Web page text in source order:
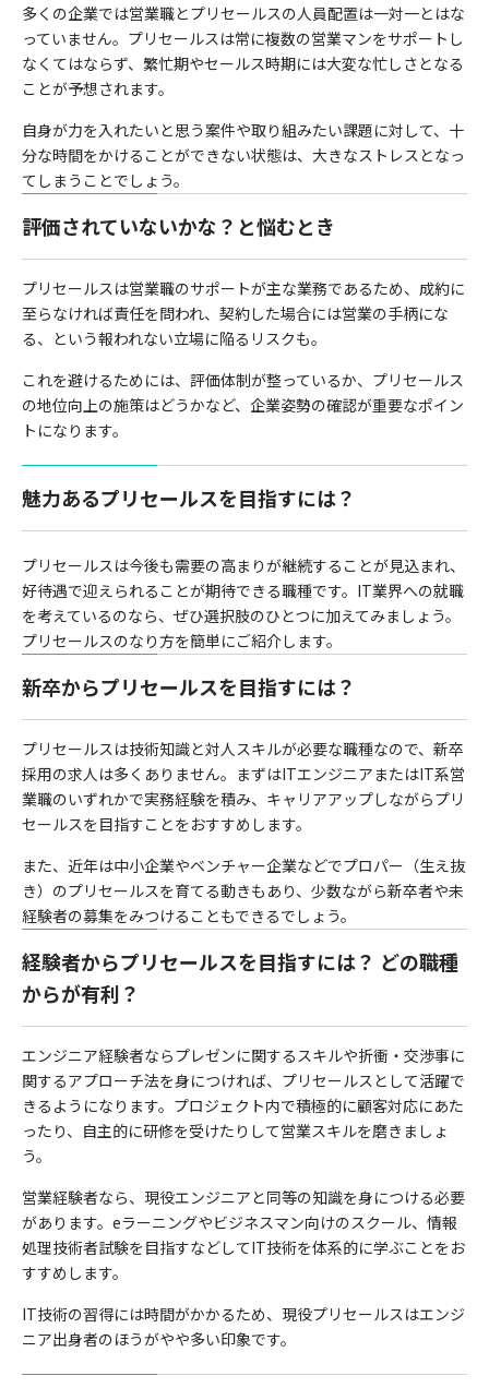
多くの企業では営業職とプリセールスの人員配置は一対一とはな
っていません。プリセールスは常に複数の営業マンをサポートし
なくてはならず、繁忙期やセールス時期には大変な忙しさとなる
ことが予想されます。
自身が力を入れたいと思う案件や取り組みたい課題に対して、十
分な時間をかけることができない状態は、大きなストレスとなっ
てしまうことでしょう。
評価されていないかな？と悩むとき
プリセールスは営業職のサポートが主な業務であるため、成約に
至らなければ責任を問われ、契約した場合には営業の手柄にな
る、という報われない立場に陥るリスクも。
これを避けるためには、評価体制が整っているか、プリセールス
の地位向上の施策はどうかなど、企業姿勢の確認が重要なポイン
トになります。
魅力あるプリセールスを目指すには？
プリセールスは今後も需要の高まりが継続することが見込まれ、
好待遇で迎えられることが期待できる職種です。IT業界への就職
を考えているのなら、ぜひ選択肢のひとつに加えてみましょう。
プリセールスのなり方を簡単にご紹介します。
新卒からプリセールスを目指すには？
プリセールスは技術知識と対人スキルが必要な職種なので、新卒
採用の求人は多くありません。まずはITエンジニアまたはIT系営
業職のいずれかで実務経験を積み、キャリアアップしながらプリ
セールスを目指すことをおすすめします。
また、近年は中小企業やベンチャー企業などでプロパー（生え抜
き）のプリセールスを育てる動きもあり、少数ながら新卒者や未
経験者の募集をみつけることもできるでしょう。
経験者からプリセールスを目指すには？ どの職種
からが有利？
エンジニア経験者ならプレゼンに関するスキルや折衝・交渉事に
関するアプローチ法を身につければ、プリセールスとして活躍で
きるようになります。プロジェクト内で積極的に顧客対応にあた
ったり、自主的に研修を受けたりして営業スキルを磨きましょ
う。
営業経験者なら、現役エンジニアと同等の知識を身につける必要
があります。eラーニングやビジネスマン向けのスクール、情報
処理技術者試験を目指すなどしてIT技術を体系的に学ぶことをお
すすめします。
IT技術の習得には時間がかかるため、現役プリセールスはエンジ
ニア出身者のほうがやや多い印象です。